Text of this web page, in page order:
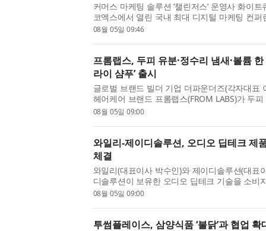
커머스 마케팅 솔루션 ‘챌린저스’ 운영사 화이
코엑스에서 열린 국내 최대 디지털 마케팅 컨퍼
2026’에서 연사로 나서, 커머스 환경에서 브랜
08월 05일 09:46
프롬랩스, 두피 유분·정수리 냄새·볼륨
라이 샴푸’ 출시
글로벌 브랜드 빌더 기업 더파운더즈(각자대표
헤어케어 브랜드 프롬랩스(FROM LABS)가 두
고민을 효과적으로 케어하는 신제품 ‘노세범 미
08월 05일 09:00
와일리-제이디솔루션, 오디오 딥테크 제
체결
와일리(대표이사 박수인)와 제이디솔루션(대표
디솔루션이 보유한 오디오 딥테크 기술을 소비
랜딩·마케팅·유통 공동사업 계약을 체결했다
08월 05일 09:00
투썸플레이스, 삼양식품 ‘불닭’과 협업